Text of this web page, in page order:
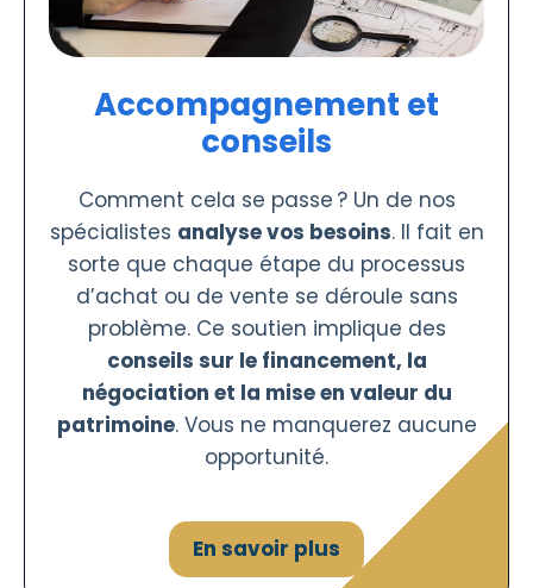
Accompagnement et
conseils
Comment cela se passe ? Un de nos
spécialistes analyse vos besoins. Il fait en
sorte que chaque étape du processus
d’achat ou de vente se déroule sans
problème. Ce soutien implique des
conseils sur le financement, la
négociation et la mise en valeur du
patrimoine. Vous ne manquerez aucune
opportunité.
En savoir plus